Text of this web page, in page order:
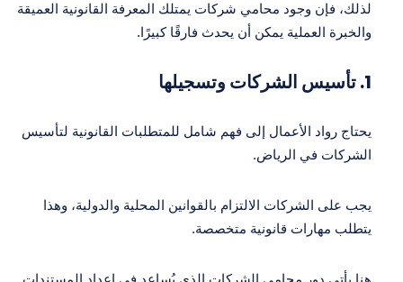
لذلك، فإن وجود محامي شركات يمتلك المعرفة القانونية العميقة
والخبرة العملية يمكن أن يحدث فارقًا كبيرًا.
1. تأسيس الشركات وتسجيلها
يحتاج رواد الأعمال إلى فهم شامل للمتطلبات القانونية لتأسيس
الشركات في الرياض.
يجب على الشركات الالتزام بالقوانين المحلية والدولية، وهذا
يتطلب مهارات قانونية متخصصة.
هنا يأتي دور محامي الشركات الذي يُساعد في إعداد المستندات